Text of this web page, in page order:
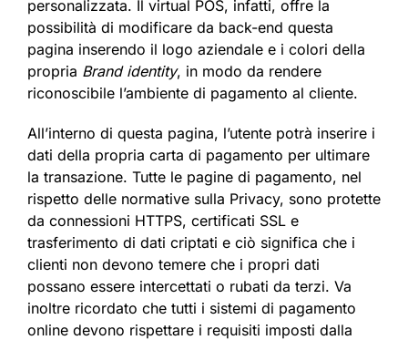
personalizzata. Il virtual POS, infatti, offre la
possibilità di modificare da back-end questa
pagina inserendo il logo aziendale e i colori della
propria Brand identity, in modo da rendere
riconoscibile l’ambiente di pagamento al cliente.
All’interno di questa pagina, l’utente potrà inserire i
dati della propria carta di pagamento per ultimare
la transazione. Tutte le pagine di pagamento, nel
rispetto delle normative sulla Privacy, sono protette
da connessioni HTTPS, certificati SSL e
trasferimento di dati criptati e ciò significa che i
clienti non devono temere che i propri dati
possano essere intercettati o rubati da terzi. Va
inoltre ricordato che tutti i sistemi di pagamento
online devono rispettare i requisiti imposti dalla